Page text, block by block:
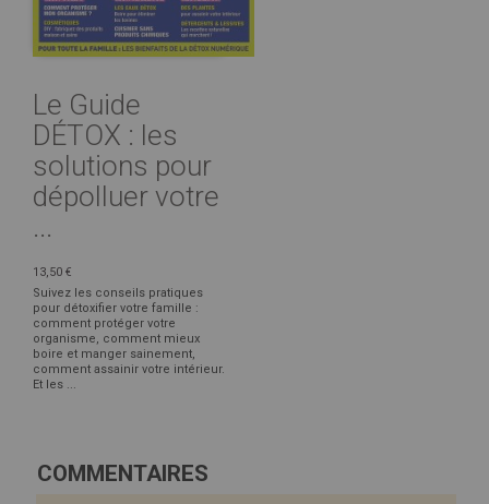
Le Guide
DÉTOX : les
solutions pour
dépolluer votre
...
13,50 €
Suivez les conseils pratiques
pour détoxifier votre famille :
comment protéger votre
organisme, comment mieux
boire et manger sainement,
comment assainir votre intérieur.
Et les ...
COMMENTAIRES